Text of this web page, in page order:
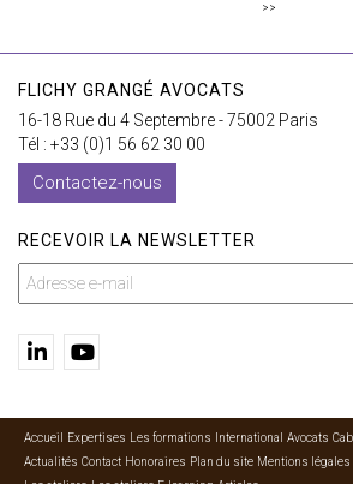
>>
FLICHY GRANGÉ AVOCATS
16-18 Rue du 4 Septembre - 75002 Paris
Tél : +33 (0)1 56 62 30 00
Contactez-nous
RECEVOIR LA NEWSLETTER
Accueil Expertises Les formations International Avocats
Actualités Contact Honoraires Plan du site Mentions légales